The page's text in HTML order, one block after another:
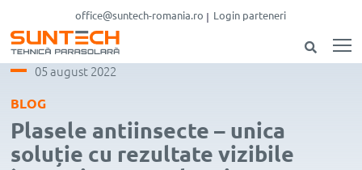
office@suntech-romania.ro Login parteneri
05 august 2022
BLOG
Plasele antiinsecte – unica
soluție cu rezultate vizibile